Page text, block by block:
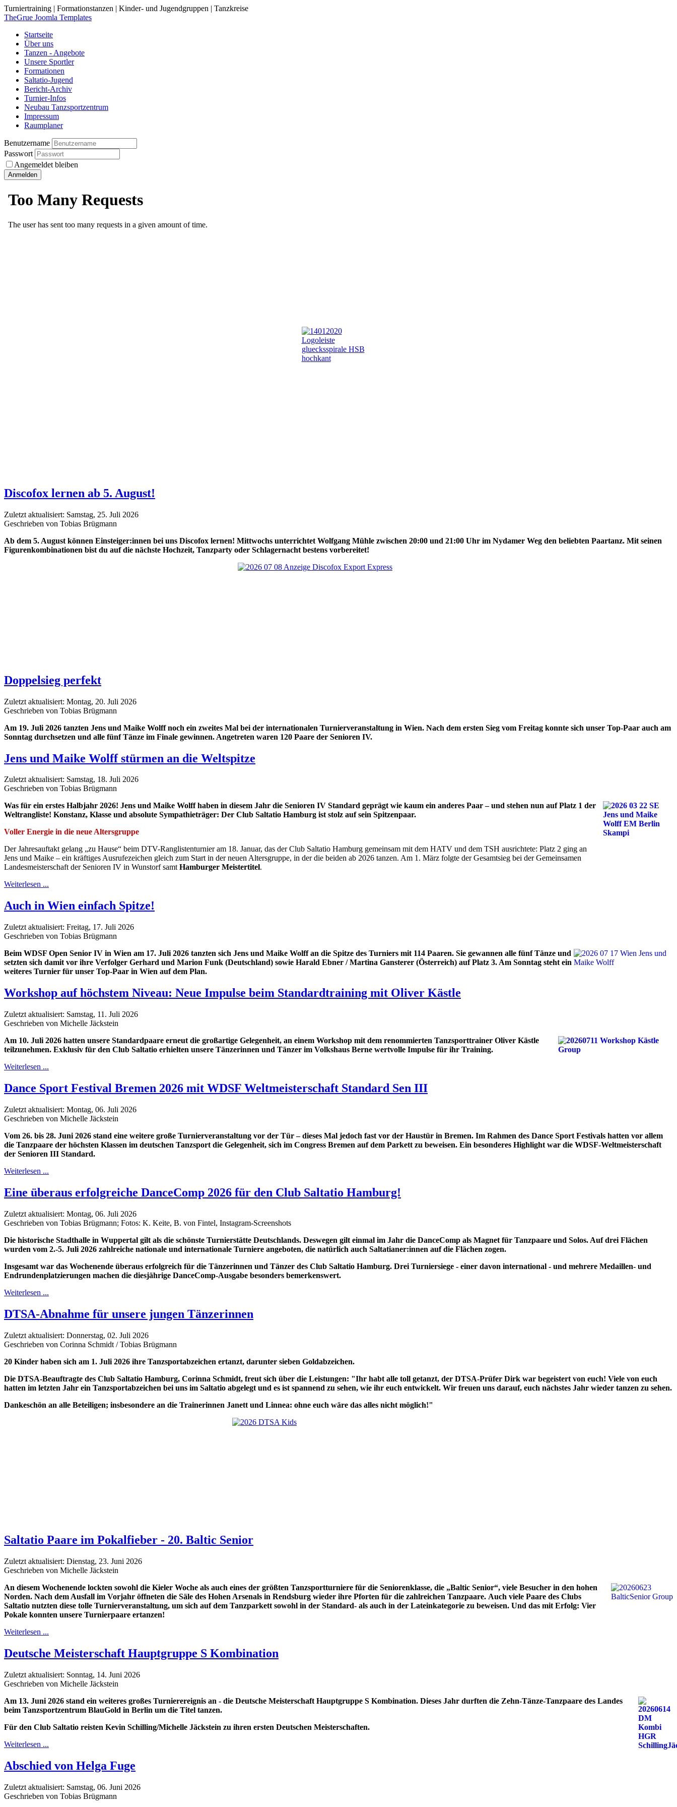
Turniertraining | Formationstanzen | Kinder- und Jugendgruppen | Tanzkreise
TheGrue Joomla Templates
Startseite
Über uns
Tanzen - Angebote
Unsere Sportler
Formationen
Saltatio-Jugend
Bericht-Archiv
Turnier-Infos
Neubau Tanzsportzentrum
Impressum
Raumplaner
Benutzername
Passwort
Angemeldet bleiben
Discofox lernen ab 5. August!
Zuletzt aktualisiert: Samstag, 25. Juli 2026
Geschrieben von Tobias Brügmann
Ab dem 5. August können Einsteiger:innen bei uns Discofox lernen! Mittwochs unterrichtet Wolfgang Mühle zwischen 20:00 und 21:00 Uhr im Nydamer Weg den beliebten Paartanz. Mit seinen
Figurenkombinationen bist du auf die nächste Hochzeit, Tanzparty oder Schlagernacht bestens vorbereitet!
Doppelsieg perfekt
Zuletzt aktualisiert: Montag, 20. Juli 2026
Geschrieben von Tobias Brügmann
Am 19. Juli 2026 tanzten Jens und Maike Wolff noch ein zweites Mal bei der internationalen Turnierveranstaltung in Wien. Nach dem ersten Sieg vom Freitag konnte sich unser Top-Paar auch am
Sonntag durchsetzen und alle fünf Tänze im Finale gewinnen. Angetreten waren 120 Paare der Senioren IV.
Jens und Maike Wolff stürmen an die Weltspitze
Zuletzt aktualisiert: Samstag, 18. Juli 2026
Geschrieben von Tobias Brügmann
Was für ein erstes Halbjahr 2026! Jens und Maike Wolff haben in diesem Jahr die Senioren IV Standard geprägt wie kaum ein anderes Paar – und stehen nun auf Platz 1 der
Weltrangliste! Konstanz, Klasse und absolute Sympathieträger: Der Club Saltatio Hamburg ist stolz auf sein Spitzenpaar.
Voller Energie in die neue Altersgruppe
Der Jahresauftakt gelang „zu Hause“ beim DTV-Ranglistenturnier am 18. Januar, das der Club Saltatio Hamburg gemeinsam mit dem HATV und dem TSH ausrichtete: Platz 2 ging an
Jens und Maike – ein kräftiges Ausrufezeichen gleich zum Start in der neuen Altersgruppe, in der die beiden ab 2026 tanzen. Am 1. März folgte der Gesamtsieg bei der Gemeinsamen
Landesmeisterschaft der Senioren IV in Wunstorf samtHamburger Meistertitel.
Weiterlesen ...
Auch in Wien einfach Spitze!
Zuletzt aktualisiert: Freitag, 17. Juli 2026
Geschrieben von Tobias Brügmann
Beim WDSF Open Senior IV in Wien am 17. Juli 2026 tanzten sich Jens und Maike Wolff an die Spitze des Turniers mit 114 Paaren. Sie gewannen alle fünf Tänze und
setzten sich damit vor ihre Verfolger Gerhard und Marion Funk (Deutschland) sowie Harald Ebner / Martina Gansterer (Österreich) auf Platz 3. Am Sonntag steht ein
weiteres Turnier für unser Top-Paar in Wien auf dem Plan.
Workshop auf höchstem Niveau: Neue Impulse beim Standardtraining mit Oliver Kästle
Zuletzt aktualisiert: Samstag, 11. Juli 2026
Geschrieben von Michelle Jäckstein
Am 10. Juli 2026 hatten unsere Standardpaare erneut die großartige Gelegenheit, an einem Workshop mit dem renommierten Tanzsporttrainer Oliver Kästle
teilzunehmen. Exklusiv für den Club Saltatio erhielten unsere Tänzerinnen und Tänzer im Volkshaus Berne wertvolle Impulse für ihr Training.
Weiterlesen ...
Dance Sport Festival Bremen 2026 mit WDSF Weltmeisterschaft Standard Sen III
Zuletzt aktualisiert: Montag, 06. Juli 2026
Geschrieben von Michelle Jäckstein
Vom 26. bis 28. Juni 2026 stand eine weitere große Turnierveranstaltung vor der Tür – dieses Mal jedoch fast vor der Haustür in Bremen. Im Rahmen des Dance Sport Festivals hatten vor allem
die Tanzpaare der höchsten Klassen im deutschen Tanzsport die Gelegenheit, sich im Congress Bremen auf dem Parkett zu beweisen. Ein besonderes Highlight war die WDSF-Weltmeisterschaft
der Senioren III Standard.
Weiterlesen ...
Eine überaus erfolgreiche DanceComp 2026 für den Club Saltatio Hamburg!
Zuletzt aktualisiert: Montag, 06. Juli 2026
Geschrieben von Tobias Brügmann; Fotos: K. Keite, B. von Fintel, Instagram-Screenshots
Die historische Stadthalle in Wuppertal gilt als die schönste Turnierstätte Deutschlands. Deswegen gilt einmal im Jahr die DanceComp als Magnet für Tanzpaare und Solos. Auf drei Flächen
wurden vom 2.-5. Juli 2026 zahlreiche nationale und internationale Turniere angeboten, die natürlich auch Saltatianer:innen auf die Flächen zogen.
Insgesamt war das Wochenende überaus erfolgreich für die Tänzerinnen und Tänzer des Club Saltatio Hamburg. Drei Turniersiege - einer davon international - und mehrere Medaillen- und
Endrundenplatzierungen machen die diesjährige DanceComp-Ausgabe besonders bemerkenswert.
Weiterlesen ...
DTSA-Abnahme für unsere jungen Tänzerinnen
Zuletzt aktualisiert: Donnerstag, 02. Juli 2026
Geschrieben von Corinna Schmidt / Tobias Brügmann
20 Kinder haben sich am 1. Juli 2026 ihre Tanzsportabzeichen ertanzt, darunter sieben Goldabzeichen.
Die DTSA-Beauftragte des Club Saltatio Hamburg, Corinna Schmidt, freut sich über die Leistungen: "Ihr habt alle toll getanzt, der DTSA-Prüfer Dirk war begeistert von euch! Viele von euch
hatten im letzten Jahr ein Tanzsportabzeichen bei uns im Saltatio abgelegt und es ist spannend zu sehen, wie ihr euch entwickelt. Wir freuen uns darauf, euch nächstes Jahr wieder tanzen zu sehen.
Dankeschön an alle Beteiligen; insbesondere an die Trainerinnen Janett und Linnea: ohne euch wäre das alles nicht möglich!"
Saltatio Paare im Pokalfieber - 20. Baltic Senior
Zuletzt aktualisiert: Dienstag, 23. Juni 2026
Geschrieben von Michelle Jäckstein
An diesem Wochenende lockten sowohl die Kieler Woche als auch eines der größten Tanzsportturniere für die Seniorenklasse, die „Baltic Senior“, viele Besucher in den hohen
Norden. Nach dem Ausfall im Vorjahr öffneten die Säle des Hohen Arsenals in Rendsburg wieder ihre Pforten für die zahlreichen Tanzpaare. Auch viele Paare des Clubs
Saltatio nutzten diese tolle Turnierveranstaltung, um sich auf dem Tanzparkett sowohl in der Standard- als auch in der Lateinkategorie zu beweisen. Und das mit Erfolg: Vier
Pokale konnten unsere Turnierpaare ertanzen!
Weiterlesen ...
Deutsche Meisterschaft Hauptgruppe S Kombination
Zuletzt aktualisiert: Sonntag, 14. Juni 2026
Geschrieben von Michelle Jäckstein
Am 13. Juni 2026 stand ein weiteres großes Turnierereignis an - die Deutsche Meisterschaft Hauptgruppe S Kombination. Dieses Jahr durften die Zehn-Tänze-Tanzpaare des Landes
beim Tanzsportzentrum BlauGold in Berlin um die Titel tanzen.
Für den Club Saltatio reisten Kevin Schilling/Michelle Jäckstein zu ihren ersten Deutschen Meisterschaften.
Weiterlesen ...
Abschied von Helga Fuge
Zuletzt aktualisiert: Samstag, 06. Juni 2026
Geschrieben von Tobias Brügmann